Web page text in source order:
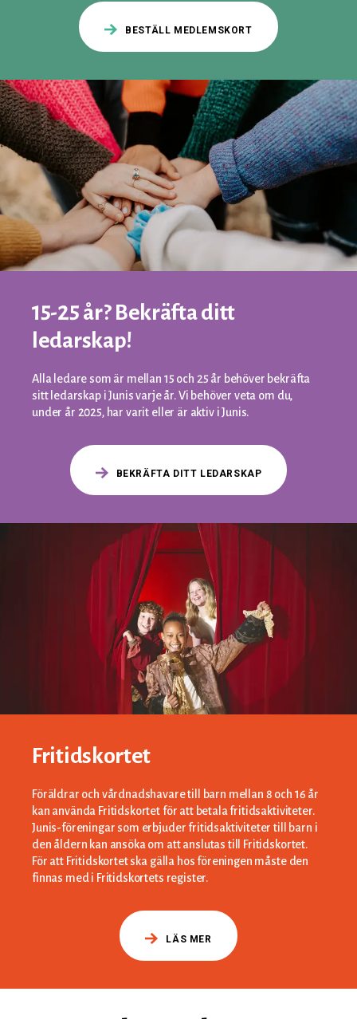
BESTÄLL MEDLEMSKORT
15-25 år? Bekräfta ditt
ledarskap!
Alla ledare som är mellan 15 och 25 år behöver bekräfta
sitt ledarskap i Junis varje år. Vi behöver veta om du,
under år 2025, har varit eller är aktiv i Junis.
BEKRÄFTA DITT LEDARSKAP
Fritidskortet
Föräldrar och vårdnadshavare till barn mellan 8 och 16 år
kan använda Fritidskortet för att betala fritidsaktiviteter.
Junis-föreningar som erbjuder fritidsaktiviteter till barn i
den åldern kan ansöka om att anslutas till Fritidskortet.
För att Fritidskortet ska gälla hos föreningen måste den
finnas med i Fritidskortets register.
LÄS MER